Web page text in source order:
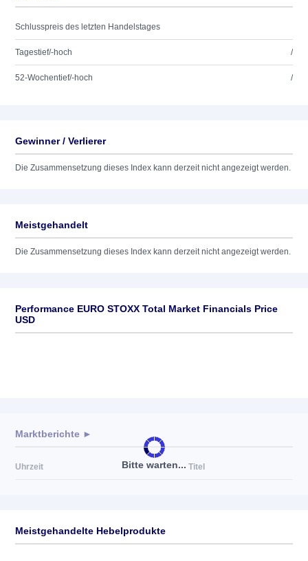
Schlusspreis des letzten Handelstages
Tagestief/-hoch /
52-Wochentief/-hoch /
Gewinner / Verlierer
Die Zusammensetzung dieses Index kann derzeit nicht angezeigt werden.
Meistgehandelt
Die Zusammensetzung dieses Index kann derzeit nicht angezeigt werden.
Performance EURO STOXX Total Market Financials Price
USD
Bitte warten...
Marktberichte ►
Uhrzeit Titel
Meistgehandelte Hebelprodukte